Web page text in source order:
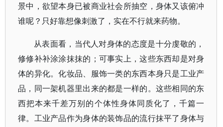
景中，欲望本身已被商业社会所抽空，身体又该俯冲
谁呢？只好靠想像刺激了，实在不行就来药物。
从表面看，当代人对身体的态度是十分虔敬的，
修修补补涂涂抹抹的；可事实上，这些东西却是对身
体的异化。化妆品、服饰一类的东西本身只是工业产
品，同一架机器里出来的都是一样的。这些相同的东
西把本来千差万别的个体性身体同质化了，千篇一
律。工业产品作为身体的装饰品的流行抹平了身体与